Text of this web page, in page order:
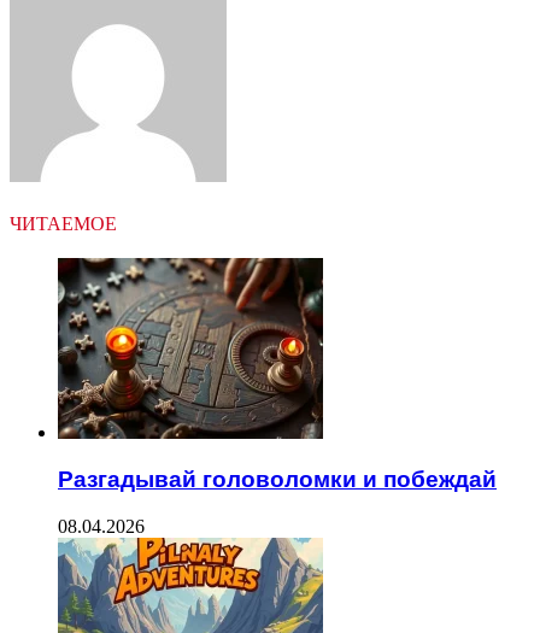
ЧИТАЕМОЕ
Разгадывай головоломки и побеждай
08.04.2026